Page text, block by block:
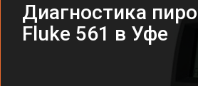
Диагностика
Fluke 561 в Уфе